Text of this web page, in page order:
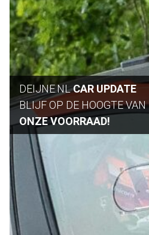
DEIJNE.NLCAR UPDATE
BLIJF OP DE HOOGTE VAN
ONZE VOORRAAD!